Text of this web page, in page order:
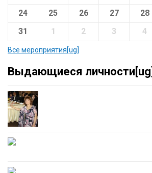
24
25 26 27 28
31
1 2 3 4
Все мероприятия[ug]
Выдающиеся личности[ug]